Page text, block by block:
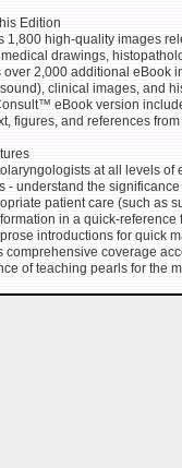
Edition
1,800 high-quality images
drawings,
over 2,000 additional eBook
clinical images, and
eBook version
figures, and references
at all levels
- understand the
patient care (such as
in a quick-
introductions for quick
comprehensive coverage
of teaching pearls for the